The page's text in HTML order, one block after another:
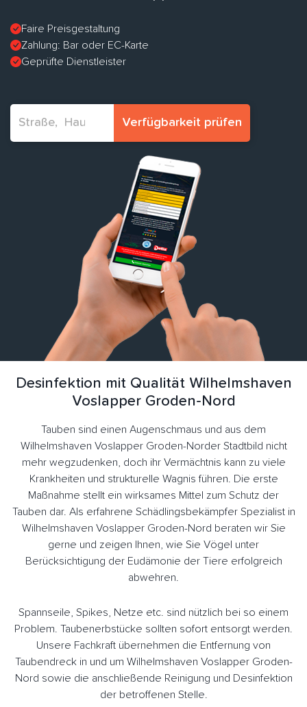
Faire Preisgestaltung
Zahlung: Bar oder EC-Karte
Geprüfte Dienstleister
Verfügbarkeit prüfen
Desinfektion mit Qualität Wilhelmshaven
Voslapper Groden-Nord
Tauben sind einen Augenschmaus und aus dem
Wilhelmshaven Voslapper Groden-Norder Stadtbild nicht
mehr wegzudenken, doch ihr Vermächtnis kann zu viele
Krankheiten und strukturelle Wagnis führen. Die erste
Maßnahme stellt ein wirksames Mittel zum Schutz der
Tauben dar. Als erfahrene Schädlingsbekämpfer Spezialist in
Wilhelmshaven Voslapper Groden-Nord beraten wir Sie
gerne und zeigen Ihnen, wie Sie Vögel unter
Berücksichtigung der Eudämonie der Tiere erfolgreich
abwehren.
Spannseile, Spikes, Netze etc. sind nützlich bei so einem
Problem. Taubenerbstücke sollten sofort entsorgt werden.
Unsere Fachkraft übernehmen die Entfernung von
Taubendreck in und um Wilhelmshaven Voslapper Groden-
Nord sowie die anschließende Reinigung und Desinfektion
der betroffenen Stelle.